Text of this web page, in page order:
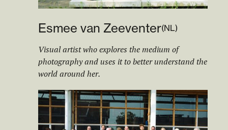
Esmee van Zeeventer(NL)
Visual artist who explores the medium of
photography and uses it to better understand the
world around her.